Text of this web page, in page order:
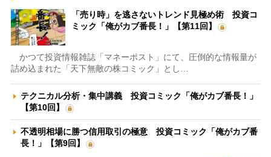
「売り時」を逃さないトレンド見極め術 投資コ
ミック「俺がカブ番長！」【第11回】
かつて投資情報雑誌「マネーポスト」にて、圧倒的な情報量が
詰め込まれた「天下無敵の株コミック」とし…
テクニカル分析・集中講義 投資コミック「俺がカブ番長！」
【第10回】
不透明相場に勝つ信用取引の極意 投資コミック「俺がカブ番
長！」【第9回】